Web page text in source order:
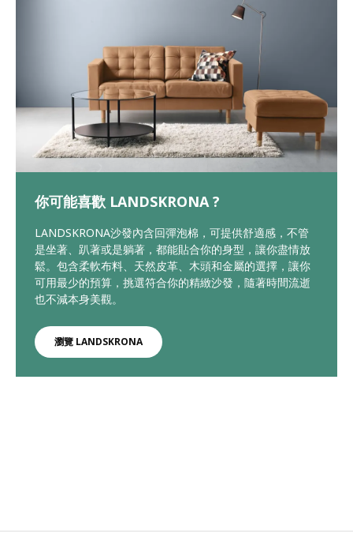
你可能喜歡 LANDSKRONA ?
LANDSKRONA沙發內含回彈泡棉，可提供舒適感，不管
是坐著、趴著或是躺著，都能貼合你的身型，讓你盡情放
鬆。包含柔軟布料、天然皮革、木頭和金屬的選擇，讓你
可用最少的預算，挑選符合你的精緻沙發，隨著時間流逝
也不減本身美觀。
瀏覽 LANDSKRONA